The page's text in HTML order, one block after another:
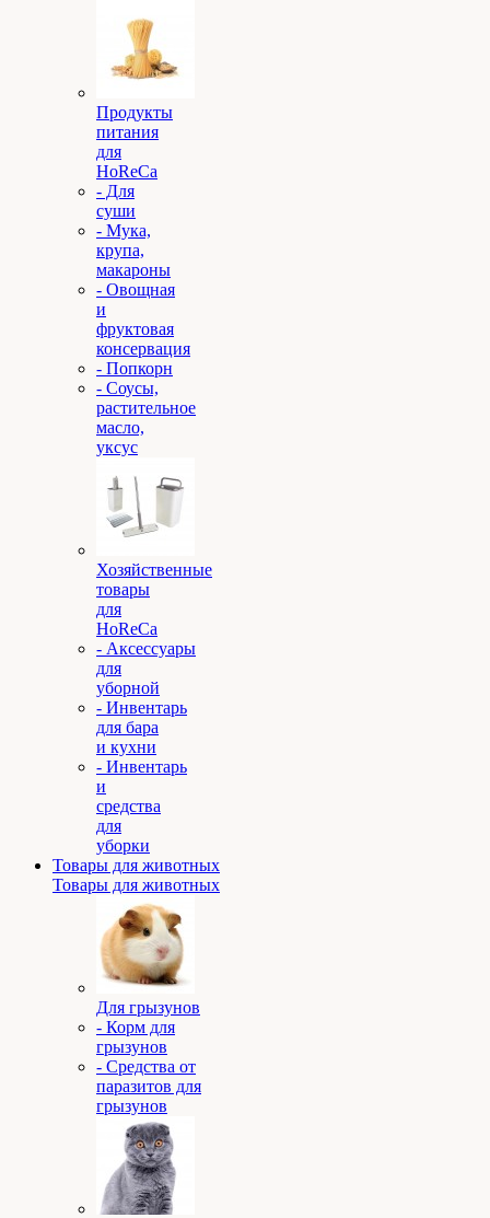
Продукты
питания
для
HoReCa
- Для
суши
- Мука,
крупа,
макароны
- Овощная
и
фруктовая
консервация
- Попкорн
- Соусы,
растительное
масло,
уксус
Хозяйственные
товары
для
HoReCa
- Аксессуары
для
уборной
- Инвентарь
для бара
и кухни
- Инвентарь
и
средства
для
уборки
Товары для животных
Товары для животных
Для грызунов
- Корм для
грызунов
- Средства от
паразитов для
грызунов